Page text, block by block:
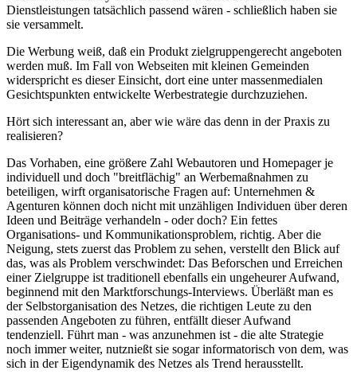
Dienstleistungen tatsächlich passend wären - schließlich haben sie
sie versammelt.
Die Werbung weiß, daß ein Produkt zielgruppengerecht angeboten
werden muß. Im Fall von Webseiten mit kleinen Gemeinden
widerspricht es dieser Einsicht, dort eine unter massenmedialen
Gesichtspunkten entwickelte Werbestrategie durchzuziehen.
Hört sich interessant an, aber wie wäre das denn in der Praxis zu
realisieren?
Das Vorhaben, eine größere Zahl Webautoren und Homepager je
individuell und doch "breitflächig" an Werbemaßnahmen zu
beteiligen, wirft organisatorische Fragen auf: Unternehmen &
Agenturen können doch nicht mit unzähligen Individuen über deren
Ideen und Beiträge verhandeln - oder doch? Ein fettes
Organisations- und Kommunikationsproblem, richtig. Aber die
Neigung, stets zuerst das Problem zu sehen, verstellt den Blick auf
das, was als Problem verschwindet: Das Beforschen und Erreichen
einer Zielgruppe ist traditionell ebenfalls ein ungeheurer Aufwand,
beginnend mit den Marktforschungs-Interviews. Überläßt man es
der Selbstorganisation des Netzes, die richtigen Leute zu den
passenden Angeboten zu führen, entfällt dieser Aufwand
tendenziell. Führt man - was anzunehmen ist - die alte Strategie
noch immer weiter, nutznießt sie sogar informatorisch von dem, was
sich in der Eigendynamik des Netzes als Trend herausstellt.